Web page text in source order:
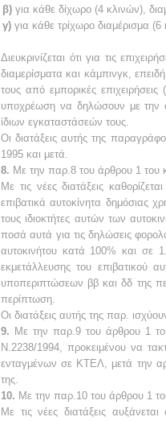
β) για κάθε δίχωρο (4 κλινών),
γ) για κάθε τρίχωρο διαμέρισμα
Διευκρινίζεται ότι για τις
διαμερίσματα και κάμπινγκ,
τους από εμπορικές επιχειρήσεις
υποχρέωση να δηλώσουν με την
ίδιων εγκαταστάσεών τους.
Οι διατάξεις αυτής της
1995 και μετά.
8. Με την παρ.8 του άρθρου 1 του
Με τις νέες διατάξεις
επιβατικά αυτοκίνητα δημόσιας
τους ιδιοκτήτες αυτών των
ποσά αυτά για τις δηλώσεις
αυτοκινήτου κατά 100% και σε
εκμετάλλευσης του επιβατικού
υποπεριπτώσεων ββ και δδ της
περίπτωση.
Οι διατάξεις αυτής της παρ.
9. Με την παρ.9 του άρθρου 1
Ν.2238/1994, προκειμένου να
ενταγμένων σε ΚΤΕΛ, μετά την
της.
10. Με την παρ.10 του άρθρου 1
Με τις νέες διατάξεις